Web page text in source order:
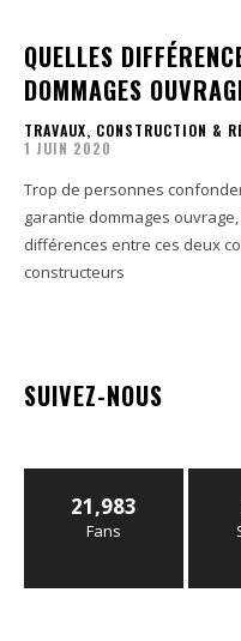
QUELLES
DOMMAGES
TRAVAUX, CONSTRUCTION &
1 JUIN 2020
Trop de personnes
garantie dommages
différences entre ces deux
constructeurs
SUIVEZ-NOUS
21,983
Fans